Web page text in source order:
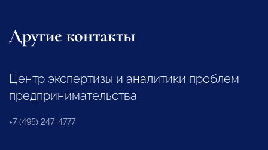
Другие контакты
Центр экспертизы и аналитики проблем
предпринимательства
+7 (495) 247-4777